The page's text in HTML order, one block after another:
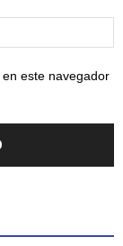
este navegador